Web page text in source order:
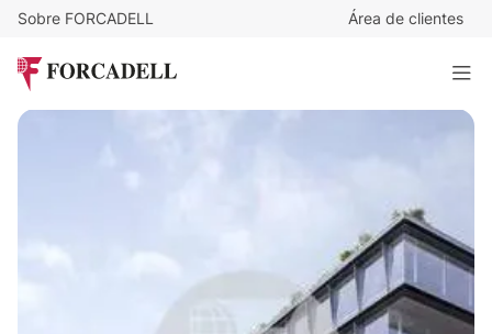
Sobre FORCADELL Área de clientes
Alquiler Oficina en calle Puerto de Somport, Madrid
703 m²